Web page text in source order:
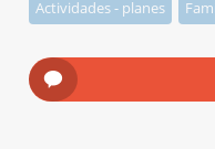
Actividades - planes